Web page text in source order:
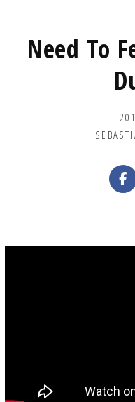
Need To